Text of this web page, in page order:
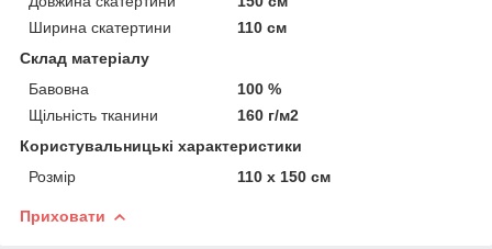
Ширина скатертини
110 см
Склад матеріалу
Бавовна
100 %
Щільність тканини
160 г/м2
Користувальницькі характеристики
Розмір
110 х 150 см
Приховати